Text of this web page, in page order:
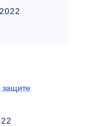
защите